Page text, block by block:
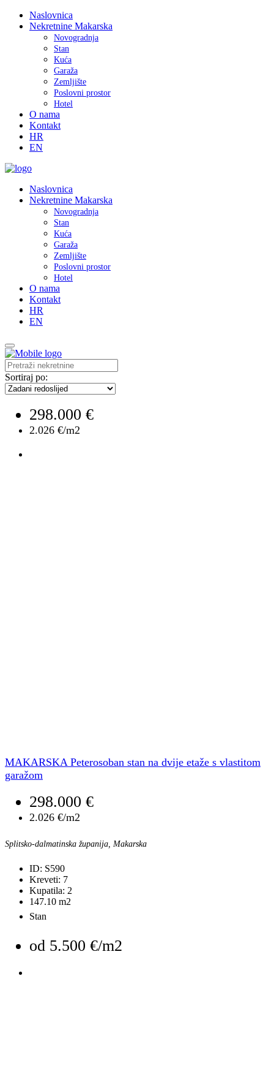
Naslovnica
Nekretnine Makarska
Novogradnja
Stan
Kuća
Garaža
Zemljište
Poslovni prostor
Hotel
O nama
Kontakt
HR
EN
Naslovnica
Nekretnine Makarska
Novogradnja
Stan
Kuća
Garaža
Zemljište
Poslovni prostor
Hotel
O nama
Kontakt
HR
EN
Sortiraj po:
298.000 €
2.026 €/m2
MAKARSKA Peterosoban stan na dvije etaže s vlastitom
garažom
298.000 €
2.026 €/m2
Splitsko-dalmatinska županija, Makarska
ID: S590
Kreveti: 7
Kupatila: 2
147.10 m2
Stan
od 5.500 €/m2